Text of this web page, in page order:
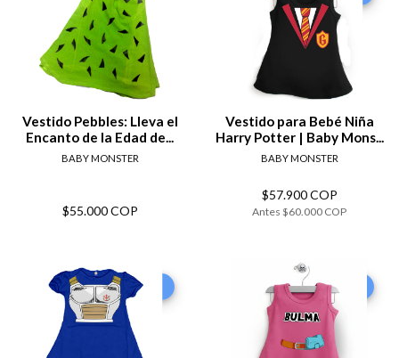
Vestido Pebbles: Lleva el
Encanto de la Edad de...
BABY MONSTER
$55.000 COP
Vestido para Bebé Niña
Harry Potter | Baby Mons...
BABY MONSTER
$57.900 COP
Antes $60.000 COP
-20% -27%